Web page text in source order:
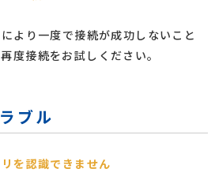
より一度で接続が成功しないこと
度接続をお試しください。
ブル
を認識できません